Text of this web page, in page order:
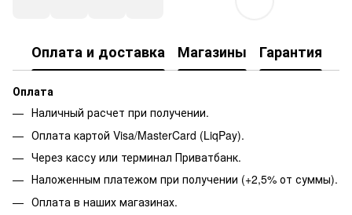
Оплата и доставка Магазины Гарантия
Оплата
Наличный расчет при получении.
Оплата картой Visa/MasterCard (LiqPay).
Через кассу или терминал Приватбанк.
Наложенным платежом при получении (+2,5% от суммы).
Оплата в наших магазинах.